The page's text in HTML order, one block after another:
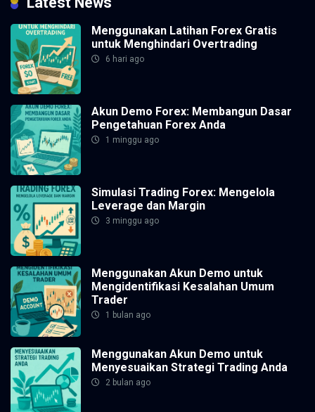
Menggunakan Latihan Forex Gratis
untuk Menghindari Overtrading
6 hari ago
Akun Demo Forex: Membangun Dasar
Pengetahuan Forex Anda
1 minggu ago
Simulasi Trading Forex: Mengelola
Leverage dan Margin
3 minggu ago
Menggunakan Akun Demo untuk
Mengidentifikasi Kesalahan Umum
Trader
1 bulan ago
Menggunakan Akun Demo untuk
Menyesuaikan Strategi Trading Anda
2 bulan ago